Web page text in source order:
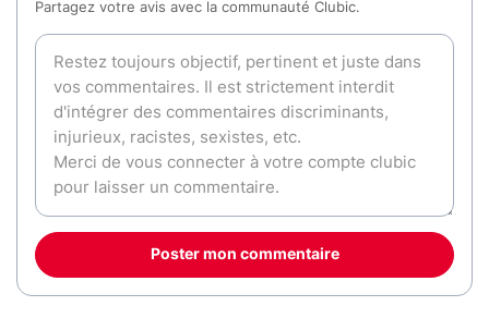
Partagez votre avis avec la communauté Clubic.
Poster mon commentaire